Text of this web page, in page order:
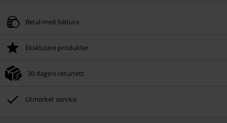
Betal med faktura
Eksklusive produkter
30 dagers returrett
Utmerket service